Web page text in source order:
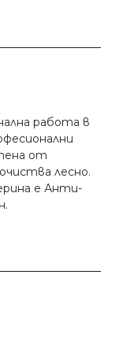
работа в
от
лесно.
е Анти-